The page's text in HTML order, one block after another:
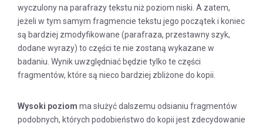
wyczulony na parafrazy tekstu niż poziom niski. A zatem,
jeżeli w tym samym fragmencie tekstu jego początek i koniec
są bardziej zmodyfikowane (parafraza, przestawny szyk,
dodane wyrazy) to części te nie zostaną wykazane w
badaniu. Wynik uwzględniać będzie tylko te części
fragmentów, które są nieco bardziej zbliżone do kopii.
Wysoki poziom ma służyć dalszemu odsianiu fragmentów
podobnych, których podobieństwo do kopii jest zdecydowanie